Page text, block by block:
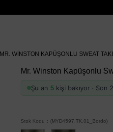
MR. WINSTON KAPÜŞONLU SWEAT
Mr. Winston Kapüşonlu
Şu an 5 kişi bakıyor · Son
Stok Kodu (MYD4597.TK.01_Bordo)